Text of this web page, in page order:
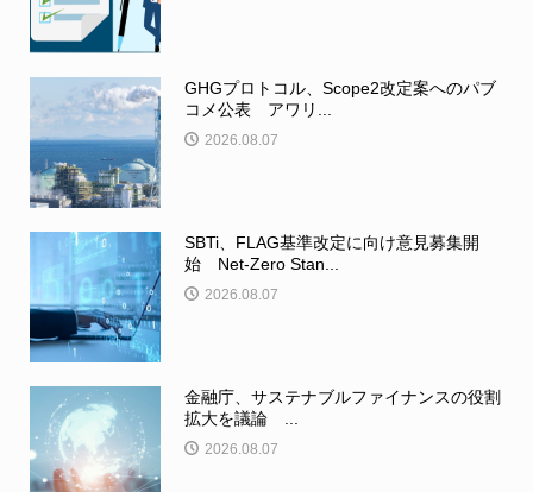
GHGプロトコル、Scope2改定案へのパブ
コメ公表 アワリ...
2026.08.07
SBTi、FLAG基準改定に向け意見募集開
始 Net-Zero Stan...
2026.08.07
金融庁、サステナブルファイナンスの役割
拡大を議論 ...
2026.08.07